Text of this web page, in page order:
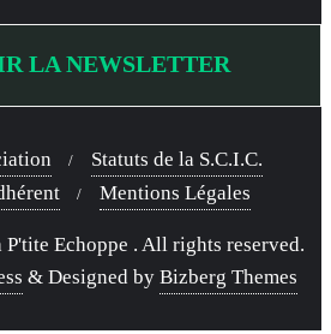
LA NEWSLETTER
Statuts de la S.C.I.C.
Mentions Légales
Echoppe . All rights reserved.
& Designed by Bizberg Themes